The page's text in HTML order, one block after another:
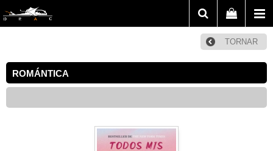
TORNAR
ROMÁNTICA